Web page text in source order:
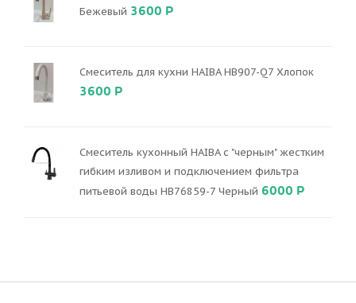
Бежевый 3600 Р
Смеситель для кухни HAIBA HB907-Q7 Хлопок
3600 Р
Смеситель кухонный HAIBA с "черным" жестким
гибким изливом и подключением фильтра
питьевой воды HB76859-7 Черный 6000 Р